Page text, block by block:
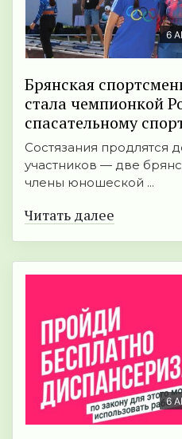
6
Брянская
стала чемпионкой
спасательному
Состязания продлятся
участников — две
члены юношеской ...
Читать далее
6